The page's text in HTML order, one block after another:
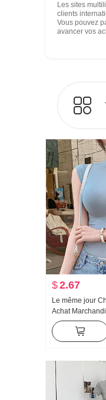
Les sites
clients
Vous pouvez
avancer vos
$2.67
Le même jour
Achat
Nouveau
Conch Couleur
roulé Base T-shirt